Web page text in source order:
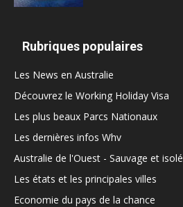
Rubriques populaires
Les News en Australie
Découvrez le Working Holiday Visa
Les plus beaux Parcs Nationaux
Les dernières infos Whv
Australie de l'Ouest - Sauvage et isolé
Les états et les principales villes
Economie du pays de la chance